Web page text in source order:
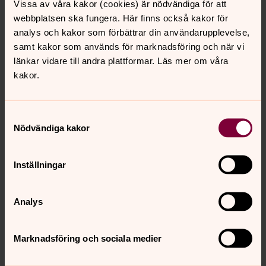
Vissa av våra kakor (cookies) är nödvändiga för att
webbplatsen ska fungera. Här finns också kakor för
analys och kakor som förbättrar din användarupplevelse,
samt kakor som används för marknadsföring och när vi
länkar vidare till andra plattformar. Läs mer om våra
kakor.
Nödvändiga kakor
Inställningar
Analys
Marknadsföring och sociala medier
Maria Ålund
Direkt:035-16 13 15